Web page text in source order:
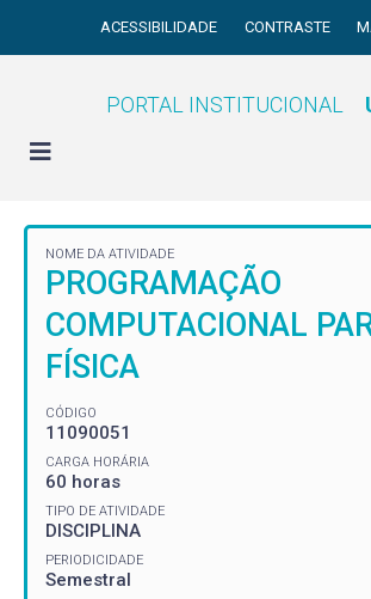
ACESSIBILIDADE CONTRASTE
PORTAL INSTITUCIONAL
NOME DA ATIVIDADE
PROGRAMAÇÃO
COMPUTACIONAL
FÍSICA
CÓDIGO
11090051
CARGA HORÁRIA
60 horas
TIPO DE ATIVIDADE
DISCIPLINA
PERIODICIDADE
Semestral